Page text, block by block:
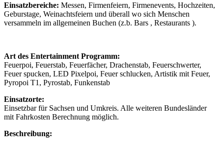
Einsatzbereiche: Messen, Firmenfeiern, Firmenevents, Hochzeiten,
Geburstage, Weinachtsfeiern und überall wo sich Menschen
versammeln im allgemeinen Buchen (z.b. Bars , Restaurants ).
Art des Entertainment Programm:
Feuerpoi, Feuerstab, Feuerfächer, Drachenstab, Feuerschwerter,
Feuer spucken, LED Pixelpoi, Feuer schlucken, Artistik mit Feuer,
Pyropoi T1, Pyrostab, Funkenstab
Einsatzorte:
Einsetzbar für Sachsen und Umkreis. Alle weiteren Bundesländer
mit Fahrkosten Berechnung möglich.
Beschreibung: